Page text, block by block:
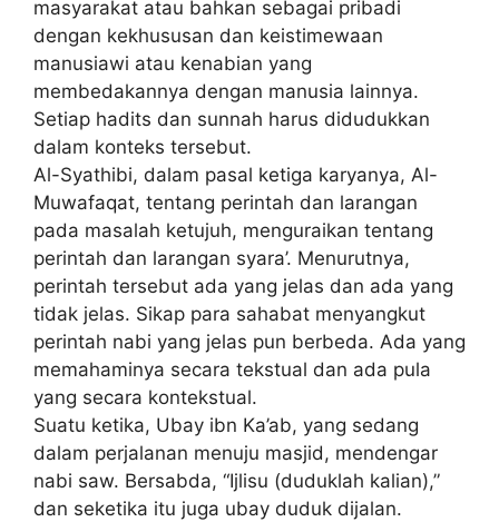
masyarakat atau bahkan sebagai pribadi
dengan kekhususan dan keistimewaan
manusiawi atau kenabian yang
membedakannya dengan manusia lainnya.
Setiap hadits dan sunnah harus didudukkan
dalam konteks tersebut.
Al-Syathibi, dalam pasal ketiga karyanya, Al-
Muwafaqat, tentang perintah dan larangan
pada masalah ketujuh, menguraikan tentang
perintah dan larangan syara’. Menurutnya,
perintah tersebut ada yang jelas dan ada yang
tidak jelas. Sikap para sahabat menyangkut
perintah nabi yang jelas pun berbeda. Ada yang
memahaminya secara tekstual dan ada pula
yang secara kontekstual.
Suatu ketika, Ubay ibn Ka’ab, yang sedang
dalam perjalanan menuju masjid, mendengar
nabi saw. Bersabda, “Ijlisu (duduklah kalian),”
dan seketika itu juga ubay duduk dijalan.